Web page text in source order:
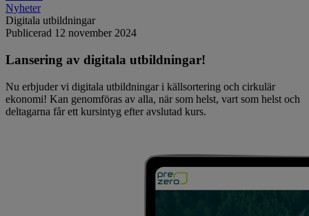
Nyheter
Digitala utbildningar
Publicerad 12 november 2024
Lansering av digitala utbildningar!
Nu erbjuder vi digitala utbildningar i källsortering och cirkulär
ekonomi! Kan genomföras av alla, när som helst, vart som helst och
deltagarna får ett kursintyg efter avslutad kurs.